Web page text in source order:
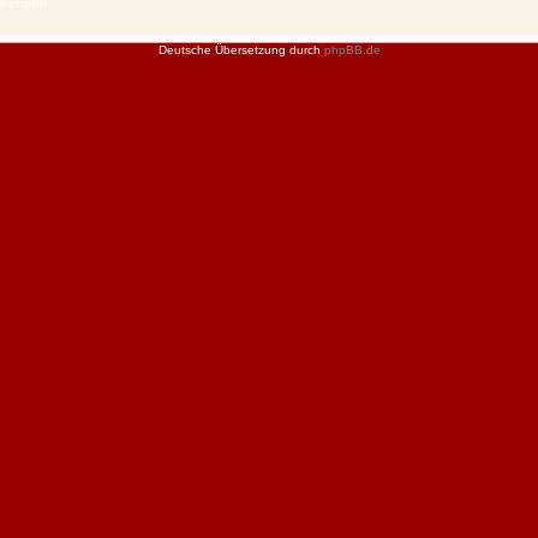
Deutsche Übersetzung durch phpBB.de